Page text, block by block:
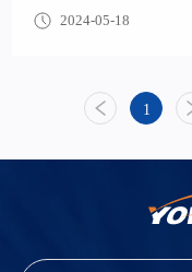
2024-05-18
1